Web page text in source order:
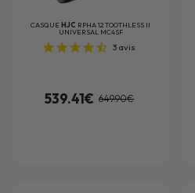
CASQUEHJC RPHA 12 TOOTHLESS II
UNIVERSAL MC4SF
3 avis
539.41€ 649.90€